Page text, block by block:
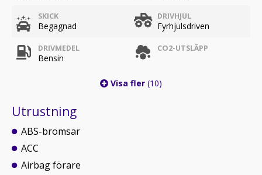
SKICK
Begagnad
DRIVHJUL
Fyrhjulsdriven
DRIVMEDEL
Bensin
CO2-UTSLÄPP
Visa fler (10)
Utrustning
ABS-bromsar
ACC
Airbag förare